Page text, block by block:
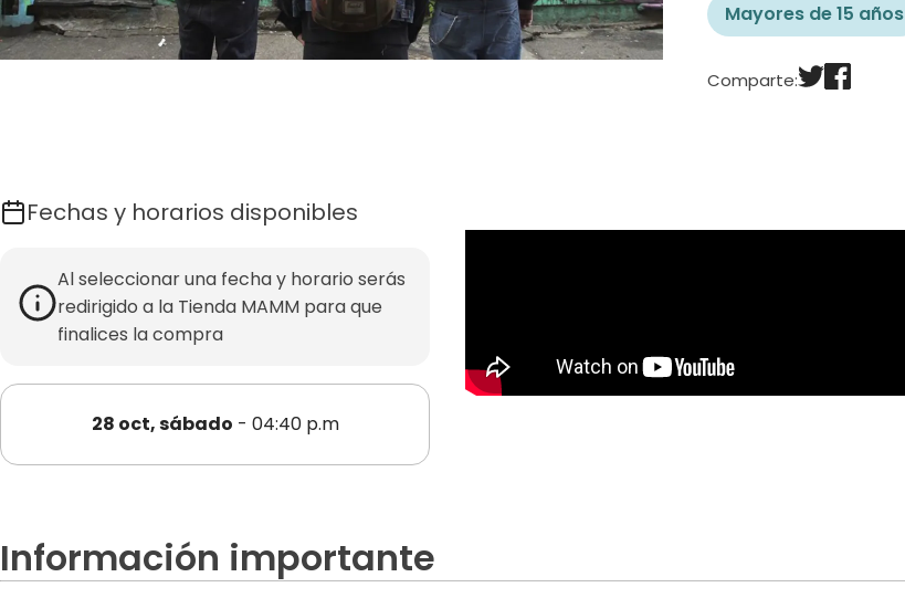
Mayores de 15 años
Comparte:
Fechas y horarios disponibles
Al seleccionar una fecha y horario serás
redirigido a la Tienda MAMM para que
finalices la compra
28 oct, sábado - 04:40 p.m
Información importante